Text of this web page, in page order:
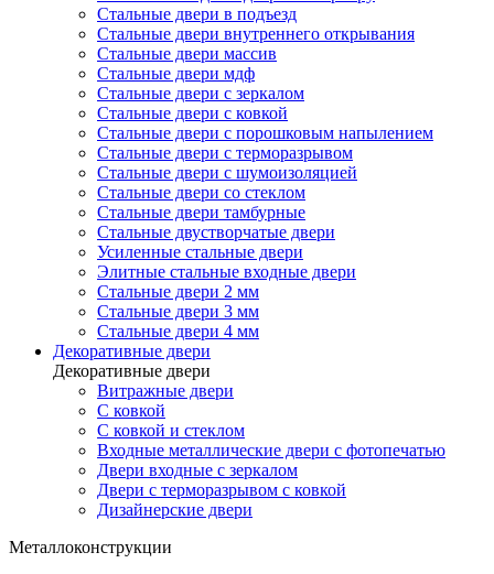
Стальные двери в подъезд
Стальные двери внутреннего открывания
Стальные двери массив
Стальные двери мдф
Стальные двери с зеркалом
Стальные двери с ковкой
Стальные двери с порошковым напылением
Стальные двери с терморазрывом
Стальные двери с шумоизоляцией
Стальные двери со стеклом
Стальные двери тамбурные
Стальные двустворчатые двери
Усиленные стальные двери
Элитные стальные входные двери
Стальные двери 2 мм
Стальные двери 3 мм
Стальные двери 4 мм
Декоративные двери
Декоративные двери
Витражные двери
С ковкой
С ковкой и стеклом
Входные металлические двери с фотопечатью
Двери входные с зеркалом
Двери с терморазрывом с ковкой
Дизайнерские двери
Металлоконструкции